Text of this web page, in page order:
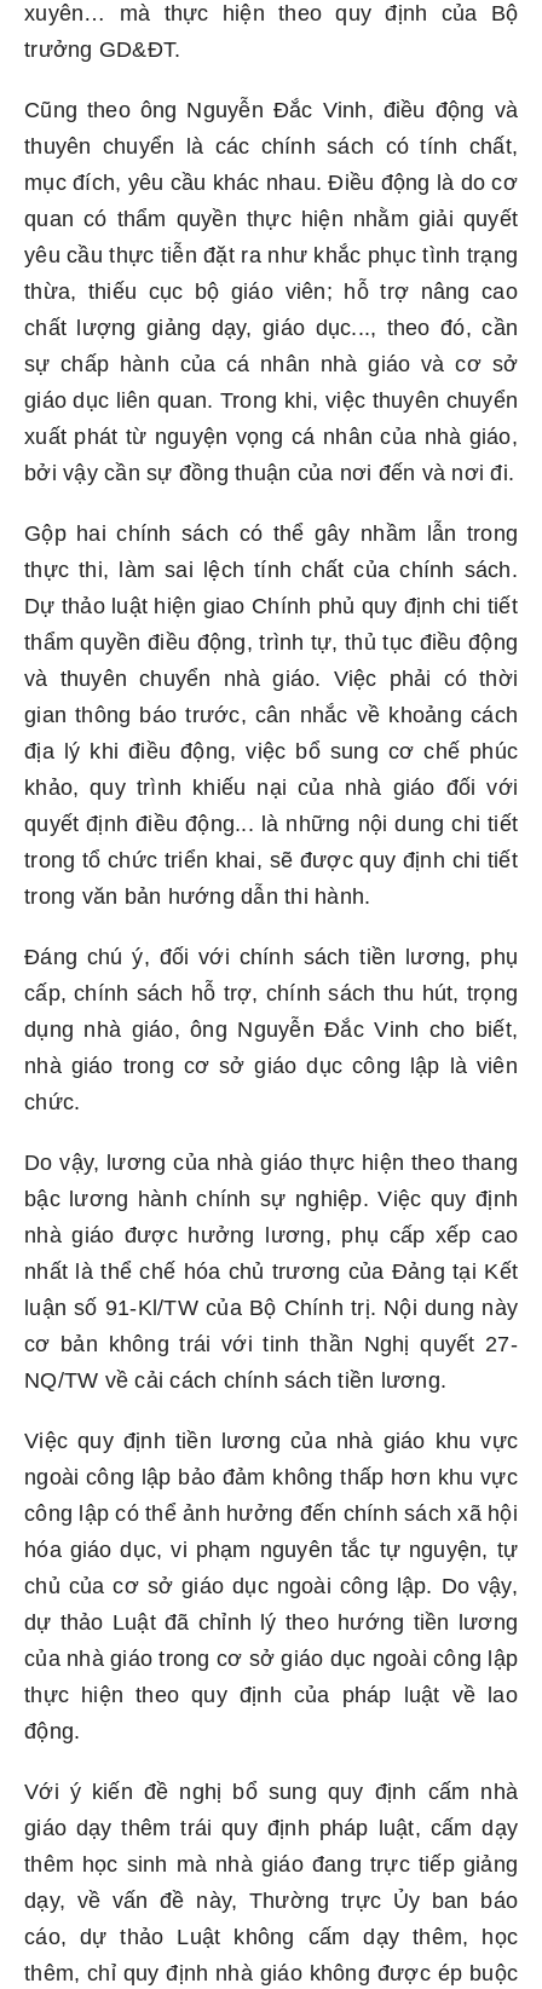
xuyên… mà thực hiện theo quy định của Bộ
trưởng GD&ĐT.
Cũng theo ông Nguyễn Đắc Vinh, điều động và
thuyên chuyển là các chính sách có tính chất,
mục đích, yêu cầu khác nhau. Điều động là do cơ
quan có thẩm quyền thực hiện nhằm giải quyết
yêu cầu thực tiễn đặt ra như khắc phục tình trạng
thừa, thiếu cục bộ giáo viên; hỗ trợ nâng cao
chất lượng giảng dạy, giáo dục..., theo đó, cần
sự chấp hành của cá nhân nhà giáo và cơ sở
giáo dục liên quan. Trong khi, việc thuyên chuyển
xuất phát từ nguyện vọng cá nhân của nhà giáo,
bởi vậy cần sự đồng thuận của nơi đến và nơi đi.
Gộp hai chính sách có thể gây nhầm lẫn trong
thực thi, làm sai lệch tính chất của chính sách.
Dự thảo luật hiện giao Chính phủ quy định chi tiết
thẩm quyền điều động, trình tự, thủ tục điều động
và thuyên chuyển nhà giáo. Việc phải có thời
gian thông báo trước, cân nhắc về khoảng cách
địa lý khi điều động, việc bổ sung cơ chế phúc
khảo, quy trình khiếu nại của nhà giáo đối với
quyết định điều động... là những nội dung chi tiết
trong tổ chức triển khai, sẽ được quy định chi tiết
trong văn bản hướng dẫn thi hành.
Đáng chú ý, đối với chính sách tiền lương, phụ
cấp, chính sách hỗ trợ, chính sách thu hút, trọng
dụng nhà giáo, ông Nguyễn Đắc Vinh cho biết,
nhà giáo trong cơ sở giáo dục công lập là viên
chức.
Do vậy, lương của nhà giáo thực hiện theo thang
bậc lương hành chính sự nghiệp. Việc quy định
nhà giáo được hưởng lương, phụ cấp xếp cao
nhất là thể chế hóa chủ trương của Đảng tại Kết
luận số 91-Kl/TW của Bộ Chính trị. Nội dung này
cơ bản không trái với tinh thần Nghị quyết 27-
NQ/TW về cải cách chính sách tiền lương.
Việc quy định tiền lương của nhà giáo khu vực
ngoài công lập bảo đảm không thấp hơn khu vực
công lập có thể ảnh hưởng đến chính sách xã hội
hóa giáo dục, vi phạm nguyên tắc tự nguyện, tự
chủ của cơ sở giáo dục ngoài công lập. Do vậy,
dự thảo Luật đã chỉnh lý theo hướng tiền lương
của nhà giáo trong cơ sở giáo dục ngoài công lập
thực hiện theo quy định của pháp luật về lao
động.
Với ý kiến đề nghị bổ sung quy định cấm nhà
giáo dạy thêm trái quy định pháp luật, cấm dạy
thêm học sinh mà nhà giáo đang trực tiếp giảng
dạy, về vấn đề này, Thường trực Ủy ban báo
cáo, dự thảo Luật không cấm dạy thêm, học
thêm, chỉ quy định nhà giáo không được ép buộc